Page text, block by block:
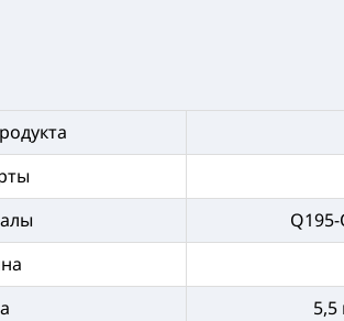
Q195-
5,5